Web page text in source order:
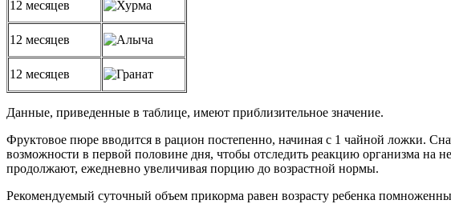
12 месяцев
12 месяцев
12 месяцев
Данные, приведенные в таблице, имеют приблизительное значение.
Фруктовое пюре вводится в рацион постепенно, начиная с 1 чайной ложки.
возможности в первой половине дня, чтобы отследить реакцию организма на
продолжают, ежедневно увеличивая порцию до возрастной нормы.
Рекомендуемый суточный объем прикорма равен возрасту ребенка